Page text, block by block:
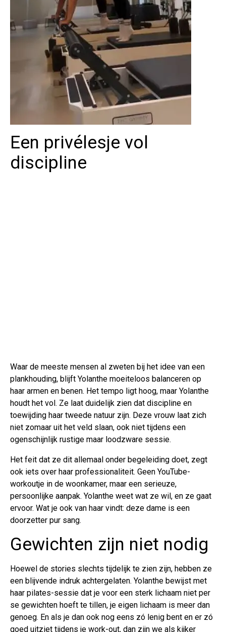
Een privélesje vol
discipline
Waar de meeste mensen al zweten bij het idee van een
plankhouding, blijft Yolanthe moeiteloos balanceren op
haar armen en benen. Het tempo ligt hoog, maar Yolanthe
houdt het vol. Ze laat duidelijk zien dat discipline en
toewijding haar tweede natuur zijn. Deze vrouw laat zich
niet zomaar uit het veld slaan, ook niet tijdens een
ogenschijnlijk rustige maar loodzware sessie.
Het feit dat ze dit allemaal onder begeleiding doet, zegt
ook iets over haar professionaliteit. Geen YouTube-
workoutje in de woonkamer, maar een serieuze,
persoonlijke aanpak. Yolanthe weet wat ze wil, en ze gaat
ervoor. Wat je ook van haar vindt: deze dame is een
doorzetter pur sang.
Gewichten zijn niet nodig
Hoewel de stories slechts tijdelijk te zien zijn, hebben ze
een blijvende indruk achtergelaten. Yolanthe bewijst met
haar pilates-sessie dat je voor een sterk lichaam niet per
se gewichten hoeft te tillen, je eigen lichaam is meer dan
genoeg. En als je dan ook nog eens zó lenig bent en er zó
goed uitziet tijdens je work-out, dan zijn we als kijker